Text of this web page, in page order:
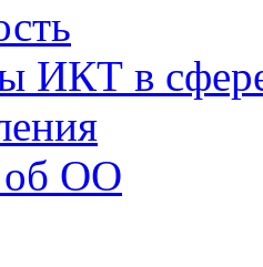
ИКТ в
об ОО